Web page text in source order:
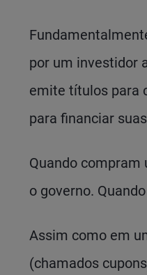
por um investidor
emite títulos para
para financiar
Quando
o governo.
Assim como em
(chamados